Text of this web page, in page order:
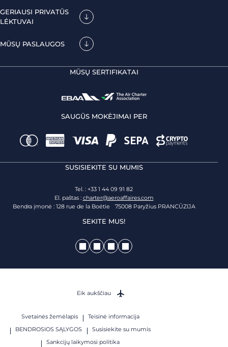
GERIAUSI PRIVATŪS
LĖKTUVAI
MŪSŲ PASLAUGOS
MŪSŲ SERTIFIKATAI
SAUGŪS MOKĖJIMAI PER
SUSISIEKITE SU MUMIS
Tel. : +33 1 44 09 91 82
El. paštas : charter@aeroaffaires.com
Bendra įmonė : 128 rue de la Boétie 75008 Paryžius PRANCŪZIJA
SEKITE MUS!
Svetainės žemėlapis
Teisinė informacija
BENDROSIOS SĄLYGOS
Susisiekite su mumis
Sankcijų laikymosi politika
Eik aukščiau